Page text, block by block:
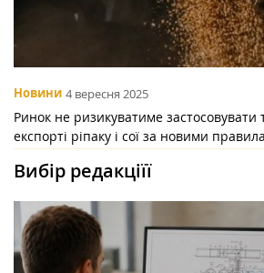
Новини 4 вересня 2025
Ринок не ризикуватиме застосовувати
експорті ріпаку і сої за новими
Вибір редакціїї